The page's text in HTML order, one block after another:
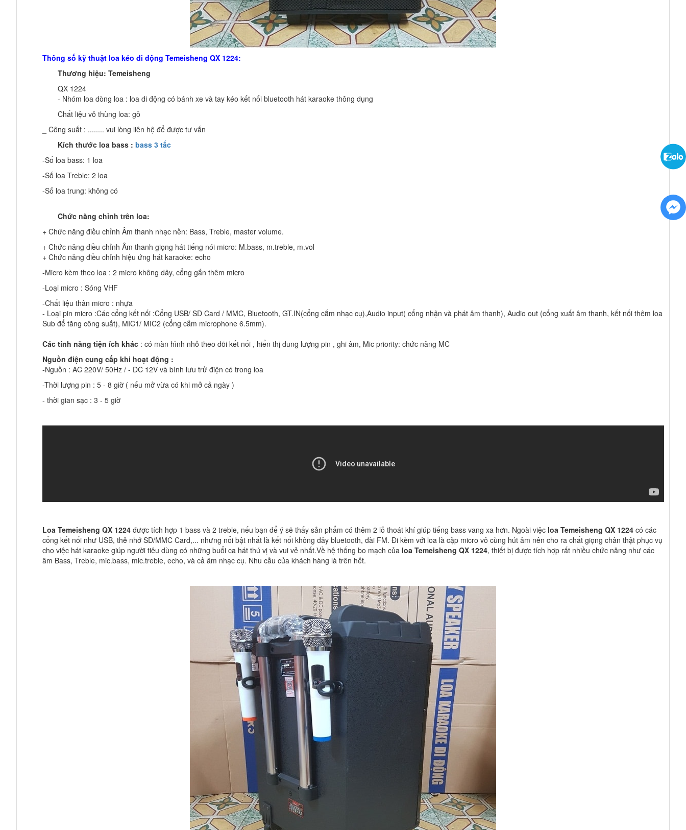
Thông số kỹ thuật loa kéo di động Temeisheng QX 1224:
Thương hiệu: Temeisheng
QX 1224
- Nhóm loa dòng loa : loa di động có bánh xe và tay kéo kết nối bluetooth hát karaoke thông dụng
Chất liệu vỏ thùng loa: gỗ
_ Công suất : ........ vui lòng liên hệ để được tư vấn
Kích thước loa bass : bass 3 tấc
-Số loa bass: 1 loa
-Số loa Treble: 2 loa
-Số loa trung: không có
Chức năng chỉnh trên loa:
+ Chức năng điều chỉnh Âm thanh nhạc nền: Bass, Treble, master volume.
+ Chức năng điều chỉnh Âm thanh giọng hát tiếng nói micro: M.bass, m.treble, m.vol
+ Chức năng điều chỉnh hiệu ứng hát karaoke: echo
-Micro kèm theo loa : 2 micro không dây, cổng gắn thêm micro
-Loại micro : Sóng VHF
-Chất liệu thân micro : nhựa
- Loại pin micro :Các cổng kết nối :Cổng USB/ SD Card / MMC, Bluetooth, GT.IN(cổng cắm nhạc cụ),Audio input( cổng nhận và phát âm thanh), Audio out (cổng xuất âm thanh, kết nối thêm loa
Sub để tăng công suất), MIC1/ MIC2 (cổng cắm microphone 6.5mm).
Các tính năng tiện ích khác : có màn hình nhỏ theo dõi kết nối , hiển thị dung lượng pin , ghi âm, Mic priority: chức năng MC
Nguồn điện cung cấp khi hoạt động :
-Nguồn : AC 220V/ 50Hz / - DC 12V và bình lưu trử điện có trong loa
-Thời lượng pin : 5 - 8 giờ ( nếu mở vừa có khi mở cả ngày )
- thời gian sạc : 3 - 5 giờ
Loa Temeisheng QX 1224 được tích hợp 1 bass và 2 treble, nếu bạn để ý sẽ thấy sản phẩm có thêm 2 lỗ thoát khí giúp tiếng bass vang xa hơn. Ngoài việc loa Temeisheng QX 1224 có các
cổng kết nối như USB, thẻ nhớ SD/MMC Card,... nhưng nổi bật nhất là kết nối không dây bluetooth, đài FM. Đi kèm với loa là cặp micro vô cùng hút âm nên cho ra chất giọng chân thật phục vụ
cho việc hát karaoke giúp người tiêu dùng có những buổi ca hát thú vị và vui vẻ nhất.Về hệ thống bo mạch của loa Temeisheng QX 1224, thiết bị được tích hợp rất nhiều chức năng như các
âm Bass, Treble, mic.bass, mic.treble, echo, và cả âm nhạc cụ. Nhu cầu của khách hàng là trên hết.